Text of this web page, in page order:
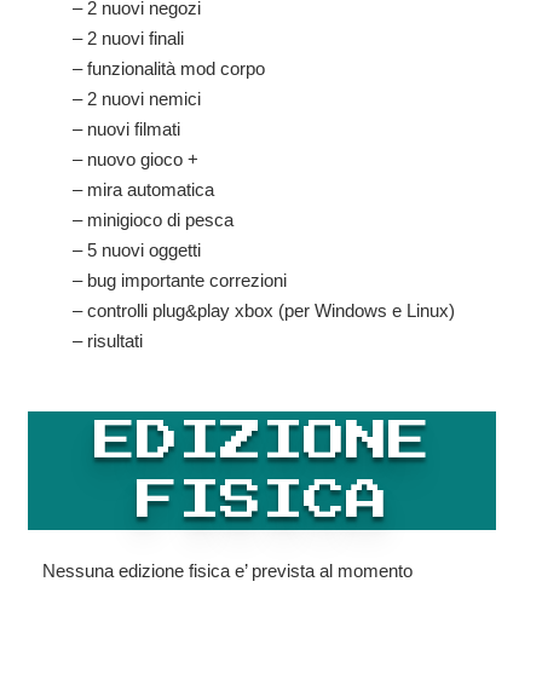
– 2 nuovi negozi
– 2 nuovi finali
– funzionalità mod corpo
– 2 nuovi nemici
– nuovi filmati
– nuovo gioco +
– mira automatica
– minigioco di pesca
– 5 nuovi oggetti
– bug importante correzioni
– controlli plug&play xbox (per Windows e Linux)
– risultati
EDIZIONE
FISICA
Nessuna edizione fisica e’ prevista al momento